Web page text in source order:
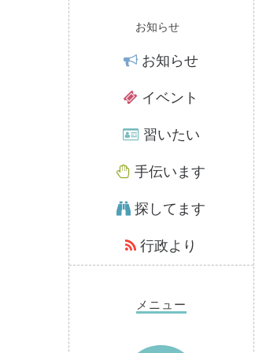
お知らせ
お知らせ
イベント
習いたい
手伝います
探してます
行政より
メニュー